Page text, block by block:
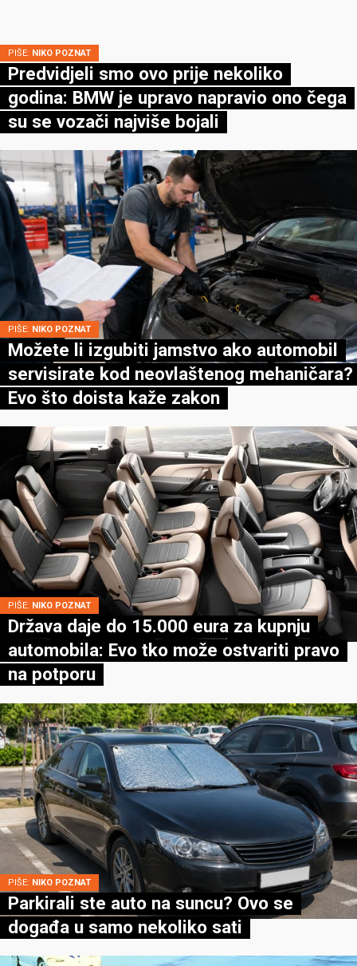
PIŠE: NIKO POZNAT
Predvidjeli smo ovo prije nekoliko
godina: BMW je upravo napravio ono čega
su se vozači najviše bojali
PIŠE: NIKO POZNAT
Možete li izgubiti jamstvo ako automobil
servisirate kod neovlaštenog mehaničara?
Evo što doista kaže zakon
PIŠE: NIKO POZNAT
Država daje do 15.000 eura za kupnju
automobila: Evo tko može ostvariti pravo
na potporu
PIŠE: NIKO POZNAT
Parkirali ste auto na suncu? Ovo se
događa u samo nekoliko sati